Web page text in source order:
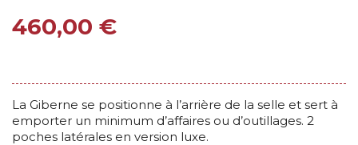
460,00 €
La Giberne se positionne à l’arrière de la selle et sert à
emporter un minimum d’affaires ou d’outillages. 2
poches latérales en version luxe.